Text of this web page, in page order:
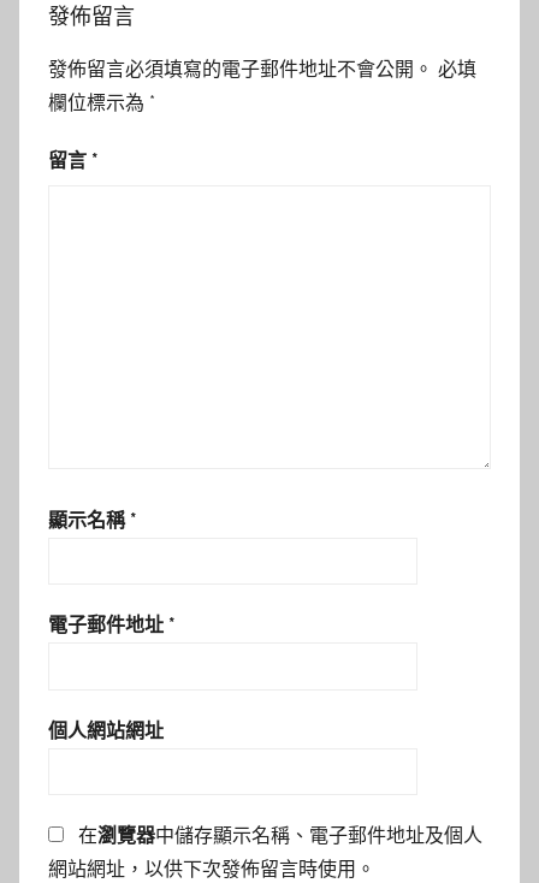
發佈留言
發佈留言必須填寫的電子郵件地址不會公開。 必填
欄位標示為 *
留言 *
顯示名稱 *
電子郵件地址 *
個人網站網址
在瀏覽器中儲存顯示名稱、電子郵件地址及個人
網站網址，以供下次發佈留言時使用。